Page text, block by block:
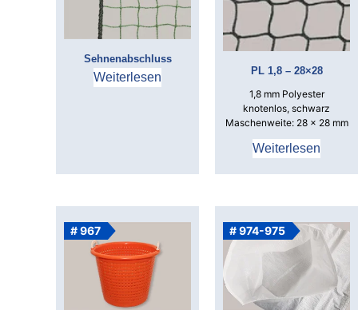
Sehnenabschluss
Weiterlesen
PL 1,8 – 28×28
1,8 mm Polyester
knotenlos, schwarz
Maschenweite: 28 x 28 mm
Weiterlesen
# 967 # 974-975